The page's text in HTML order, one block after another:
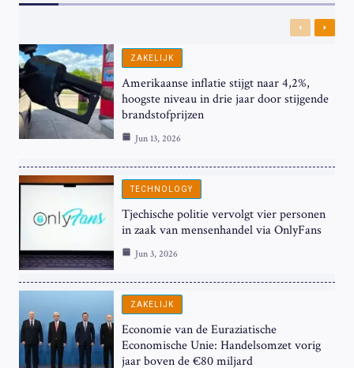
Previous
Next
ZAKELIJK
Amerikaanse inflatie stijgt naar 4,2%,
hoogste niveau in drie jaar door stijgende
brandstofprijzen
Jun 13, 2026
TECHNOLOGY
Tjechische politie vervolgt vier personen
in zaak van mensenhandel via OnlyFans
Jun 3, 2026
ZAKELIJK
Economie van de Euraziatische
Economische Unie: Handelsomzet vorig
jaar boven de €80 miljard